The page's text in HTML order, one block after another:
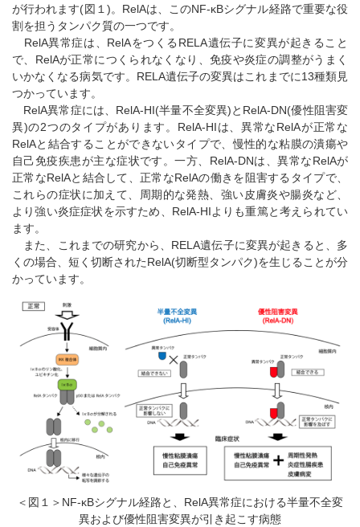
が行われます(図１)。RelAは、このNF-κBシグナル経路で重要な役
割を担うタンパク質の一つです。
RelA異常症は、RelAをつくるRELA遺伝子に変異が起きること
で、RelAが正常につくられなくなり、免疫や炎症の調整がうまく
いかなくなる病気です。RELA遺伝子の変異はこれまでに13種類見
つかっています。
RelA異常症には、RelA-HI(半量不全変異)とRelA-DN(優性阻害変
異)の2つのタイプがあります。RelA-HIは、異常なRelAが正常な
RelAと結合することができないタイプで、慢性的な粘膜の潰瘍や
自己免疫疾患が主な症状です。一方、RelA-DNは、異常なRelAが
正常なRelAと結合して、正常なRelAの働きを阻害するタイプで、
これらの症状に加えて、周期的な発熱、強い皮膚炎や腸炎など、
より強い炎症症状を示すため、RelA-HIよりも重篤と考えられてい
ます。
また、これまでの研究から、RELA遺伝子に変異が起きると、多
くの場合、短く切断されたRelA(切断型タンパク)を生じることが分
かっています。
＜図１＞NF-κBシグナル経路と、RelA異常症における半量不全変
異および優性阻害変異が引き起こす病態